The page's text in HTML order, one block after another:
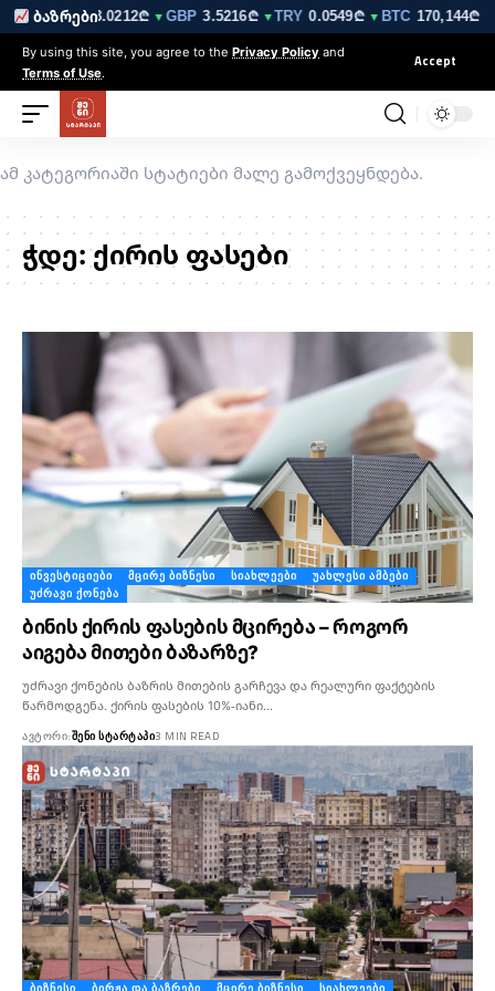
ბაზრები
▼EUR3.0212₾▼GBP3.5216₾▼TRY0.0549₾▼BTC170,144₾▲
By using this site, you agree to the Privacy Policy and
Terms of Use.
Accept
ამ კატეგორიაში სტატიები მალე გამოქვეყნდება.
ჭდე:ქირის ფასები
ᲘᲜᲕᲔᲡᲢᲘᲪᲘᲔᲑᲘ ᲛᲪᲘᲠᲔ ᲑᲘᲖᲜᲔᲡᲘ ᲡᲘᲐᲮᲚᲔᲔᲑᲘ
ᲣᲐᲮᲚᲔᲡᲘ ᲐᲛᲑᲔᲑᲘ
ᲣᲫᲠᲐᲕᲘ ᲥᲝᲜᲔᲑᲐ
ბინის ქირის ფასების მცირება – როგორ
აიგება მითები ბაზარზე?
უძრავი ქონების ბაზრის მითების გარჩევა და რეალური ფაქტების
წარმოდგენა. ქირის ფასების 10%-იანი…
ᲐᲕᲢᲝᲠᲘ:ᲨᲔᲜᲘ ᲡᲢᲐᲠᲢᲐᲞᲘ3 MIN READ